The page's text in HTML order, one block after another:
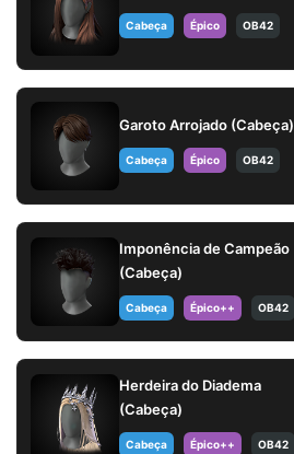
Cabeça Épico OB42
Garoto Arrojado (Cabeça)
Cabeça Épico OB42
Imponência de Campeão
(Cabeça)
Cabeça Épico++ OB42
Herdeira do Diadema
(Cabeça)
Cabeça Épico++ OB42